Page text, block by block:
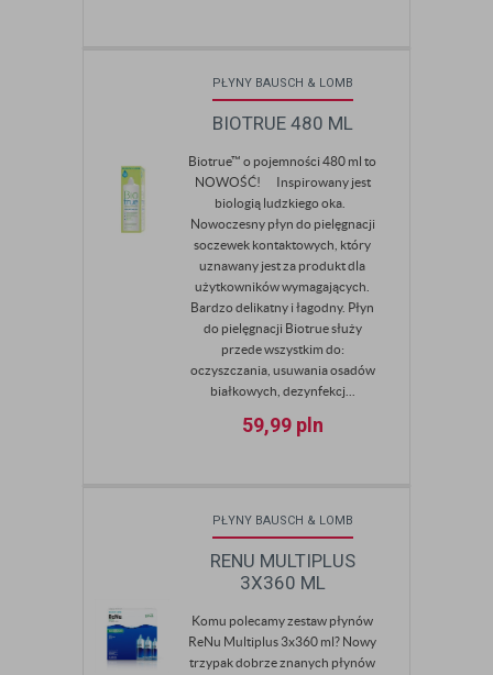
PŁYNY BAUSCH & LOMB
BIOTRUE 480 ML
Biotrue™ o pojemności 480 ml to
NOWOŚĆ! Inspirowany jest
biologią ludzkiego oka.
Nowoczesny płyn do pielęgnacji
soczewek kontaktowych, który
uznawany jest za produkt dla
użytkowników wymagających.
Bardzo delikatny i łagodny. Płyn
do pielęgnacji Biotrue służy
przede wszystkim do:
oczyszczania, usuwania osadów
białkowych, dezynfekcj...
59,99 pln
PŁYNY BAUSCH & LOMB
RENU MULTIPLUS
3X360 ML
Komu polecamy zestaw płynów
ReNu Multiplus 3x360 ml? Nowy
trzypak dobrze znanych płynów